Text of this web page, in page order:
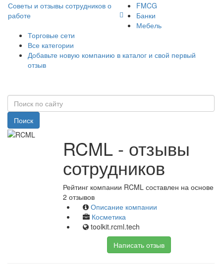
Советы и отзывы сотрудников о
работе
FMCG
Банки
Мебель
Торговые сети
Все категории
Добавьте новую компанию в каталог и свой первый
отзыв
Поиск
RCML - отзывы
сотрудников
Рейтинг компании RCML составлен на основе
2 отзывов
Описание компании
Косметика
toolkit.rcml.tech
Написать отзыв